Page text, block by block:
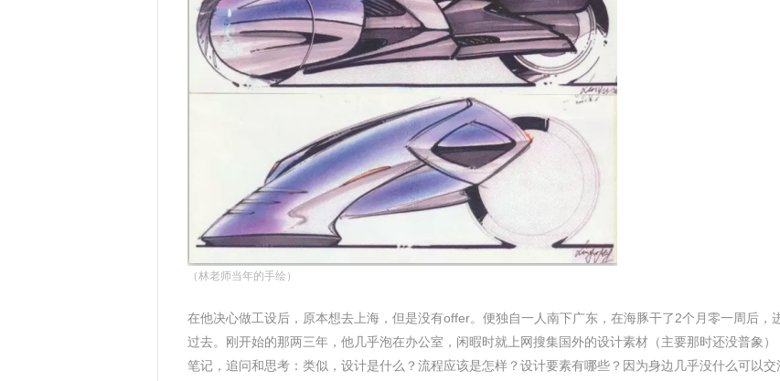
（林老师当年的手绘）
在他决心做工设后，原本想去上海，但是没有offer。便独自一人南下广东，在海豚干了2个月零一周后，
过去。刚开始的那两三年，他几乎泡在办公室，闲暇时就上网搜集国外的设计素材（主要那时还没普象
笔记，追问和思考：类似，设计是什么？流程应该是怎样？设计要素有哪些？因为身边几乎没什么可以